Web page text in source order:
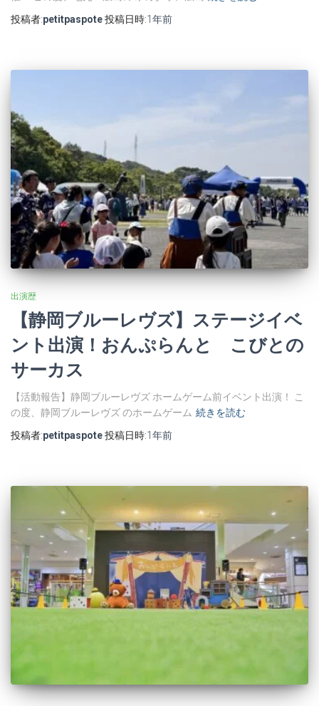
投稿者:petitpaspote投稿日時:1年前
出演歴
【静岡ブルーレヴズ】ステージイベ
ント出演！おんぷらんと こびとの
サーカス
【活動報告】静岡ブルーレヴズ ホームゲーム前イベント出演！ こ
の度、静岡ブルーレヴズ のホームゲーム 続きを読む
投稿者:petitpaspote投稿日時:1年前